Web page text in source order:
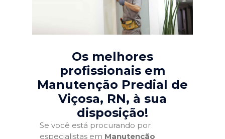
Os melhores
profissionais em
Manutenção Predial de
Viçosa, RN, à sua
disposição!
Se você está procurando por
especialistas em Manutenção